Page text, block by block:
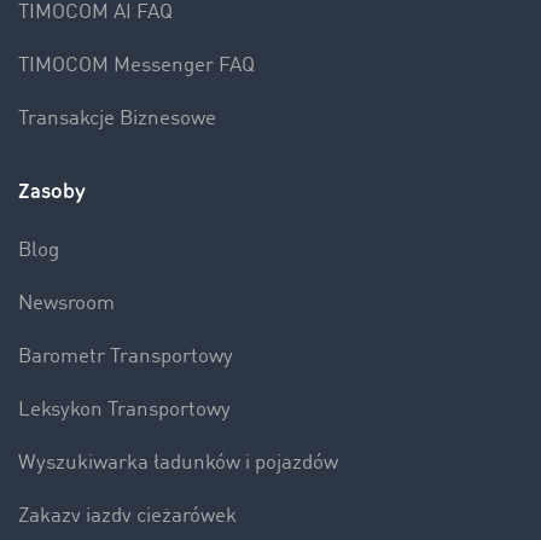
TIMOCOM AI FAQ
TIMOCOM Messenger FAQ
Transakcje Biznesowe
Zasoby
Blog
Newsroom
Barometr Transportowy
Leksykon Transportowy
Wyszukiwarka ładunków i pojazdów
Zakazy jazdy ciężarówek